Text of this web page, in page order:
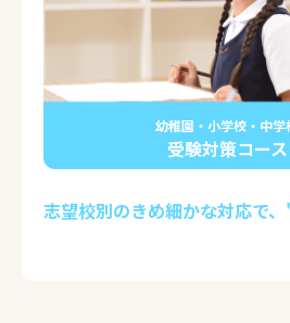
幼稚園・小学校・中学
受験対策コース
志望校別のきめ細かな対応で